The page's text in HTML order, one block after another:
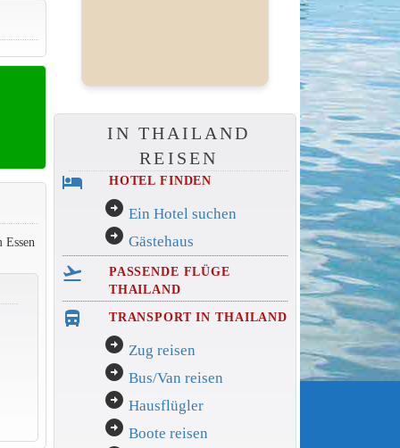
IN THAILAND
REISEN
hotel HOTEL FINDEN
arrow_circle_right Ein Hotel suchen
arrow_circle_right Gästehaus
flight_takeoff
PASSENDE FLÜGE
THAILAND
directions_bus_filled TRANSPORT IN THAILAND
arrow_circle_right Zug reisen
arrow_circle_right Bus/Van reisen
arrow_circle_right Hausflügler
arrow_circle_right Boote reisen